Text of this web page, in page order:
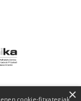
cookie-fitxategiak×